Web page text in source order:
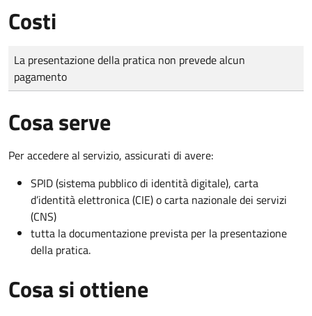
Costi
Tipo di pagamento
Importo
La presentazione della pratica non prevede alcun
pagamento
Cosa serve
Per accedere al servizio, assicurati di avere:
SPID (sistema pubblico di identità digitale), carta
d’identità elettronica (CIE) o carta nazionale dei servizi
(CNS)
tutta la documentazione prevista per la presentazione
della pratica.
Cosa si ottiene